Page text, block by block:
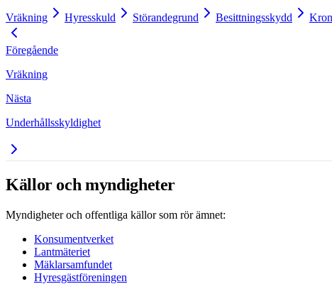
Vräkning Hyresskuld Störandegrund Besittningsskydd
Föregående
Vräkning
Nästa
Underhållsskyldighet
Källor och myndigheter
Myndigheter och offentliga källor som rör ämnet:
Konsumentverket
Lantmäteriet
Mäklarsamfundet
Hyresgästföreningen